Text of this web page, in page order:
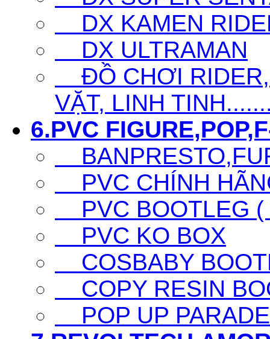
DX KAMEN
DX ULTRAMAN
ĐỒ CHƠI
VẶT, LINH
6.PVC
PVC CHÍNH
PVC BOOTLEG (
PVC KO BOX
COSBABY
COPY RESIN
POP UP PARADE